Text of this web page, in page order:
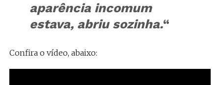
aparência incomum
estava, abriu sozinha.“
Confira o vídeo, abaixo: